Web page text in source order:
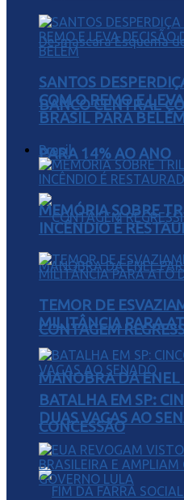
BANCO CENTRAL
PARA 14% AO ANO
CONTAGEM
MANOBRA DA ENEL
CONCESSÃO
SANTOS
COM O REMO E
BRASIL PARA
Brasil
MEMÓRIA SOBRE
INCÊNDIO É
TEMOR DE
MILITÂNCIA PARA
BATALHA EM SP:
DUAS VAGAS AO